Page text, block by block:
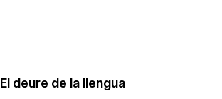
El deure de la llengua